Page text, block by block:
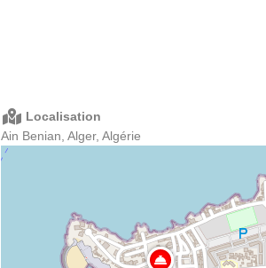
Localisation
Ain Benian, Alger, Algérie